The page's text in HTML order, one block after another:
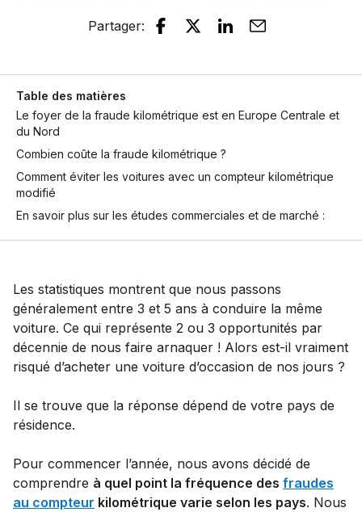
Partager:
Table des matières
Le foyer de la fraude kilométrique est en Europe Centrale et
du Nord
Combien coûte la fraude kilométrique ?
Comment éviter les voitures avec un compteur kilométrique
modifié
En savoir plus sur les études commerciales et de marché :
Les statistiques montrent que nous passons
généralement entre 3 et 5 ans à conduire la même
voiture. Ce qui représente 2 ou 3 opportunités par
décennie de nous faire arnaquer ! Alors est-il vraiment
risqué d’acheter une voiture d’occasion de nos jours ?
Il se trouve que la réponse dépend de votre pays de
résidence.
Pour commencer l’année, nous avons décidé de
comprendre à quel point la fréquence des fraudes
au compteur kilométrique varie selon les pays. Nous